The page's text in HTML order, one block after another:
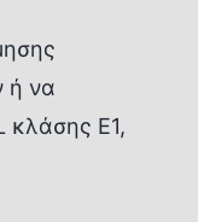
ή να
κλάσης E1,